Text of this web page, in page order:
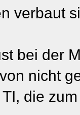
verbaut
bei der
nicht
die